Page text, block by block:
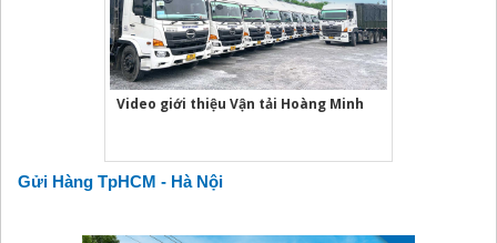
Video giới thiệu Vận tải Hoàng Minh
Gửi Hàng TpHCM - Hà Nội